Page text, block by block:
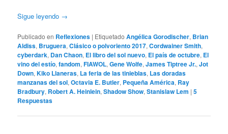
Sigue leyendo →
Publicado en Reflexiones | Etiquetado Angélica Gorodischer, Brian
Aldiss, Bruguera,Clásico o polvoriento 2017,Cordwainer Smith,
cyberdark, Dan Chaon, El libro del sol nuevo, El país de octubre, El
vino del estío,fandom,FIAWOL,Gene Wolfe,James Tiptree Jr.,Jot
Down,Kiko Llaneras, La feria de las tinieblas, Las doradas
manzanas del sol,Octavia E. Butler, Pequeña América, Ray
Bradbury, Robert A. Heinlein,Shadow Show,Stanislaw Lem |5
Respuestas